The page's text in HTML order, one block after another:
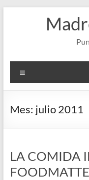
Mes: julio 2011
LA COMIDA